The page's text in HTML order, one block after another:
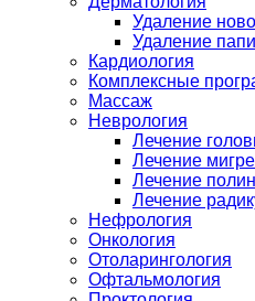
Удаление
Удаление
Кардиология
Комплексные
Массаж
Неврология
Лечение
Лечение
Лечение
Лечение
Нефрология
Онкология
Отоларингология
Офтальмология